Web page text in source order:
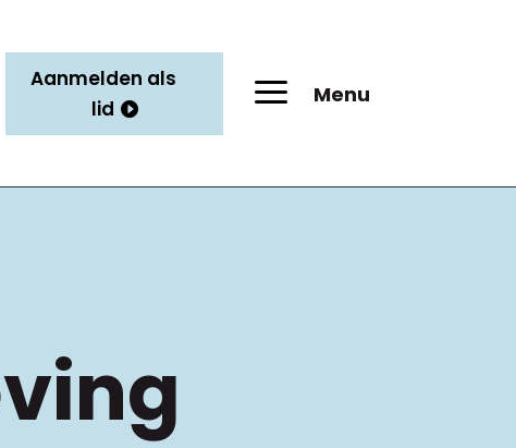
Aanmelden als
lid
a Menu